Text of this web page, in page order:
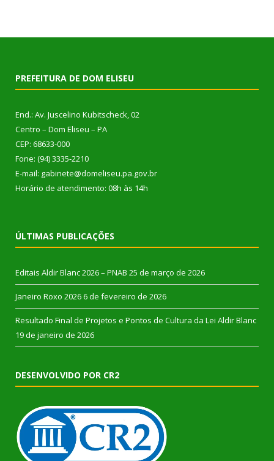
PREFEITURA DE DOM ELISEU
End.: Av. Juscelino Kubitscheck, 02
Centro – Dom Eliseu – PA
CEP: 68633-000
Fone: (94) 3335-2210
E-mail: gabinete@domeliseu.pa.gov.br
Horário de atendimento: 08h às 14h
ÚLTIMAS PUBLICAÇÕES
Editais Aldir Blanc 2026 – PNAB 25 de março de 2026
Janeiro Roxo 2026 6 de fevereiro de 2026
Resultado Final de Projetos e Pontos de Cultura da Lei Aldir Blanc
19 de janeiro de 2026
DESENVOLVIDO POR CR2